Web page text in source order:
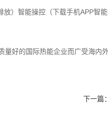
）智能操控（下载手机APP智
好的国际热能企业而广受海内外
下一篇：